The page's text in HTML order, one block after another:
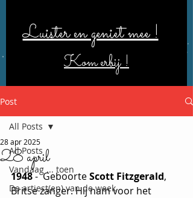
Luister en geniet mee !
Kom erbij !
Post
All Posts
Vandaag ... toen
De artiest(en) van de week
All Posts
28 april
28 apr 2025
1948 -  Geboorte Scott Fitzgerald,
Britsezanger. Hij nam voor het